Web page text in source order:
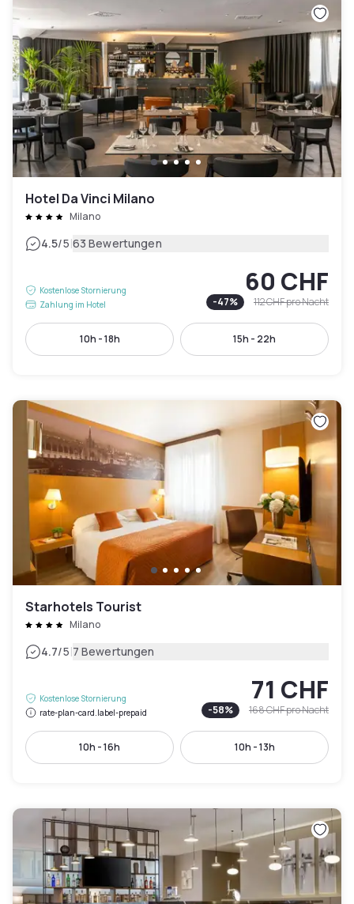
Hotel Da Vinci Milano
Milano
4.5/5|63 Bewertungen
Kostenlose Stornierung
Zahlung im Hotel
60 CHF
-47% 112 CHFpro Nacht
10h - 18h 15h - 22h
Starhotels Tourist
Milano
4.7/5|7 Bewertungen
Kostenlose Stornierung
rate-plan-card.label-prepaid
71 CHF
-58% 168 CHFpro Nacht
10h - 16h 10h - 13h